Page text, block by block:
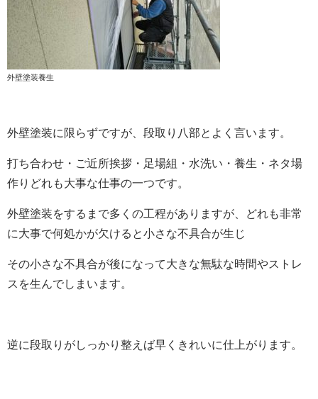
外壁塗装養生
外壁塗装に限らずですが、段取り八部とよく言います。
打ち合わせ・ご近所挨拶・足場組・水洗い・養生・ネタ場
作りどれも大事な仕事の一つです。
外壁塗装をするまで多くの工程がありますが、どれも非常
に大事で何処かが欠けると小さな不具合が生じ
その小さな不具合が後になって大きな無駄な時間やストレ
スを生んでしまいます。
逆に段取りがしっかり整えば早くきれいに仕上がります。